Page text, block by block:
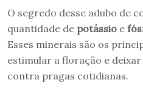
O segredo desse adubo de
quantidade de potássio e
Esses minerais são os
estimular a floração e
contra pragas cotidianas.